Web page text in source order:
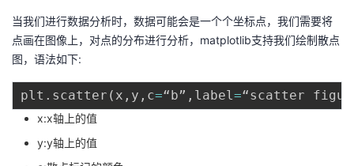
者
我
的
博
我
的
我
者
学
支
持
我
的
我
当我们进行数据分析时，数据可能会是一个个坐标点，我们需要将
点画在图像上，对点的分布进行分析，matplotlib支持我们绘制散点
图，语法如下:
plt . scatter ( x , y , c=“b” , label=“scatter
x:x轴上的值
y:y轴上的值